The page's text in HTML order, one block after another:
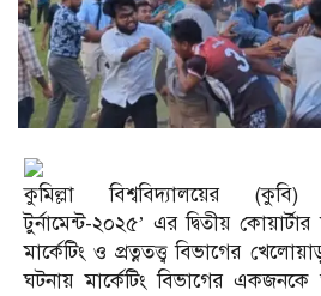
কুমিল্লা বিশ্ববিদ্যালয়ের
টুর্নামেন্ট-২০২৫’ এর দ্বিতীয়
মার্কেটিং ও প্রত্নতত্ত্ব বিভাগের
ঘটনায় মার্কেটিং বিভাগের একজনকে